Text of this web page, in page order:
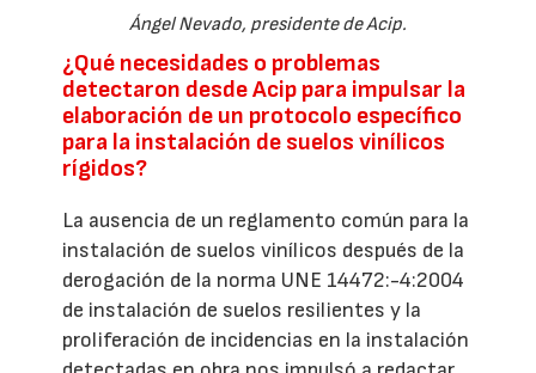
Ángel Nevado, presidente de Acip.
¿Qué necesidades o problemas
detectaron desde Acip para impulsar la
elaboración de un protocolo específico
para la instalación de suelos vinílicos
rígidos?
La ausencia de un reglamento común para la
instalación de suelos vinílicos después de la
derogación de la norma UNE 14472:-4:2004
de instalación de suelos resilientes y la
proliferación de incidencias en la instalación